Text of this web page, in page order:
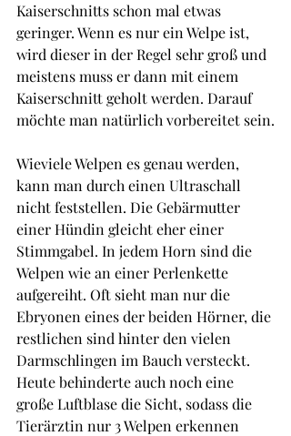
Kaiserschnitts schon mal etwas
geringer. Wenn es nur ein Welpe ist,
wird dieser in der Regel sehr groß und
meistens muss er dann mit einem
Kaiserschnitt geholt werden. Darauf
möchte man natürlich vorbereitet sein.
Wieviele Welpen es genau werden,
kann man durch einen Ultraschall
nicht feststellen. Die Gebärmutter
einer Hündin gleicht eher einer
Stimmgabel. In jedem Horn sind die
Welpen wie an einer Perlenkette
aufgereiht. Oft sieht man nur die
Ebryonen eines der beiden Hörner, die
restlichen sind hinter den vielen
Darmschlingen im Bauch versteckt.
Heute behinderte auch noch eine
große Luftblase die Sicht, sodass die
Tierärztin nur 3 Welpen erkennen